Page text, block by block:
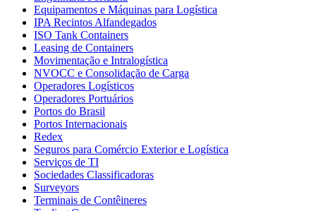
Equipamentos e Máquinas para Logística
IPA Recintos Alfandegados
ISO Tank Containers
Leasing de Containers
Movimentação e Intralogística
NVOCC e Consolidação de Carga
Operadores Logísticos
Operadores Portuários
Portos do Brasil
Portos Internacionais
Redex
Seguros para Comércio Exterior e Logística
Serviços de TI
Sociedades Classificadoras
Surveyors
Terminais de Contêineres